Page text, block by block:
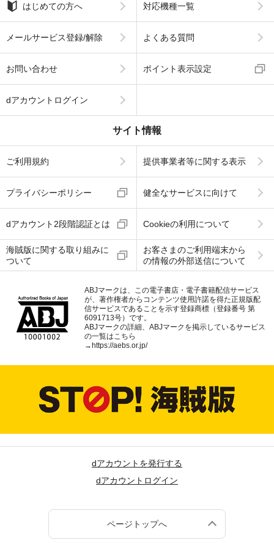
はじめての方へ 対応機種一覧
メールサービス登録/解除 よくある質問
お問い合わせ ポイント表示設定
dアカウントログイン
サイト情報
ご利用規約 提供事業者等に関する表示
プライバシーポリシー 健全なサービスに向けて
dアカウント2段階認証とは Cookieの利用について
海賊版に関する取り組みに
ついて
お客さまのご利用端末から
の情報の外部送信について
ABJマークは、この電子書店・電子書籍配信サービス
が、著作権者からコンテンツ使用許諾を得た正規版配
信サービスであることを示す登録商標（登録番号 第
6091713号）です。
ABJマークの詳細、ABJマークを掲示しているサービス
の一覧はこちら
→https://aebs.or.jp/
dアカウントを発行する
dアカウントログイン
ページトップへ